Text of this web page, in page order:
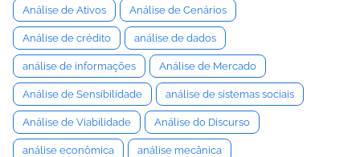
Análise de Ativos Análise de Cenários
Análise de crédito análise de dados
análise de informações Análise de Mercado
Análise de Sensibilidade análise de sistemas sociais
Análise de Viabilidade Análise do Discurso
análise econômica análise mecânica